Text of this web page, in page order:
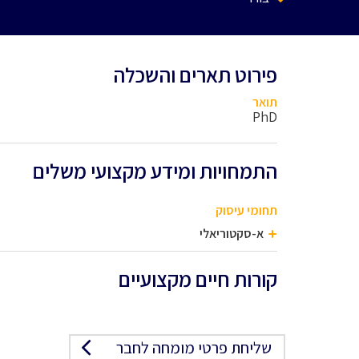
פירוט תארים והשכלה
תואר
PhD
התמחויות ומידע מקצועי משלים
תחומי עיסוק
א-סקטוריאלי
קורות חיים מקצועיים
שליחת פרטי מומחה לחבר